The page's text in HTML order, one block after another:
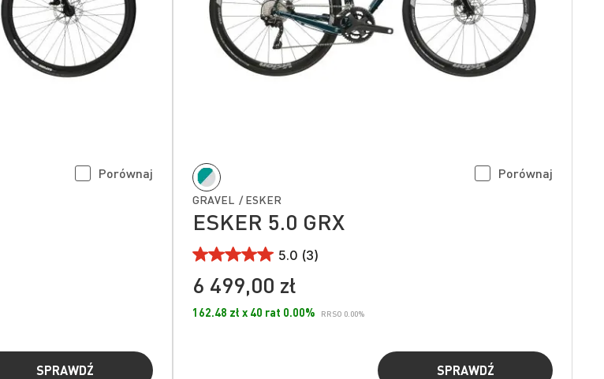
Porównaj
SPRAWDŹ
GRAVEL / ESKER
ESKER 5.0 GRX
5.0 (3)
Porównaj
6 499,00 zł
162.48 zł x 40 rat 0.00% RRSO 0.00%
SPRAWDŹ